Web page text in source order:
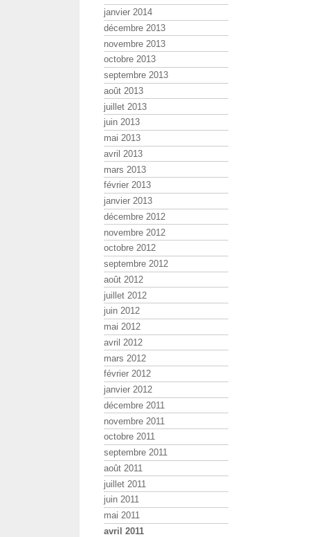
janvier 2014
décembre 2013
novembre 2013
octobre 2013
septembre 2013
août 2013
juillet 2013
juin 2013
mai 2013
avril 2013
mars 2013
février 2013
janvier 2013
décembre 2012
novembre 2012
octobre 2012
septembre 2012
août 2012
juillet 2012
juin 2012
mai 2012
avril 2012
mars 2012
février 2012
janvier 2012
décembre 2011
novembre 2011
octobre 2011
septembre 2011
août 2011
juillet 2011
juin 2011
mai 2011
avril 2011